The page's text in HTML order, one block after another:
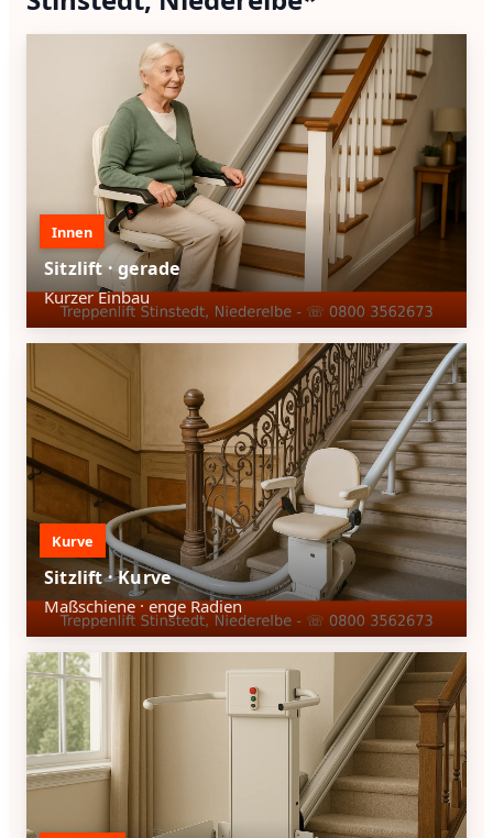
Innen
Sitzlift · gerade
Kurzer Einbau
Kurve
Sitzlift · Kurve
Maßschiene · enge Radien